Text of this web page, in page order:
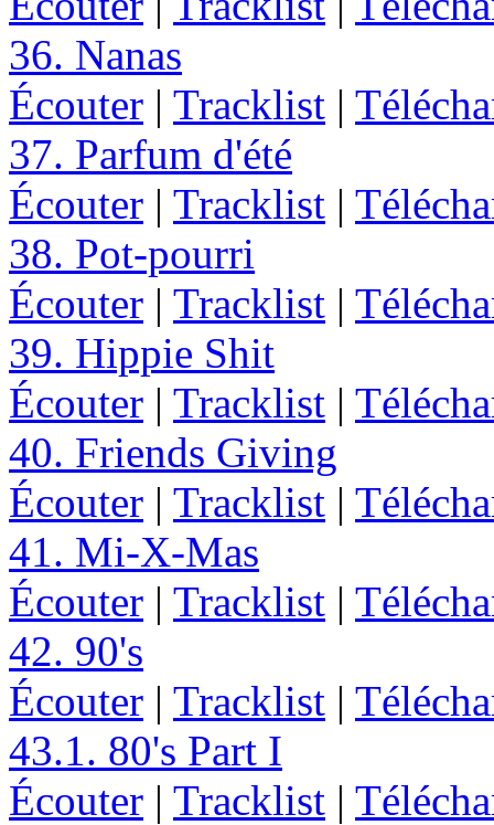
36. Nanas
Écouter | Tracklist |
37. Parfum d'été
Écouter | Tracklist |
38. Pot-pourri
Écouter | Tracklist |
39. Hippie Shit
Écouter | Tracklist |
40. Friends Giving
Écouter | Tracklist |
41. Mi-X-Mas
Écouter | Tracklist |
42. 90's
Écouter | Tracklist |
43.1. 80's Part I
Écouter | Tracklist |